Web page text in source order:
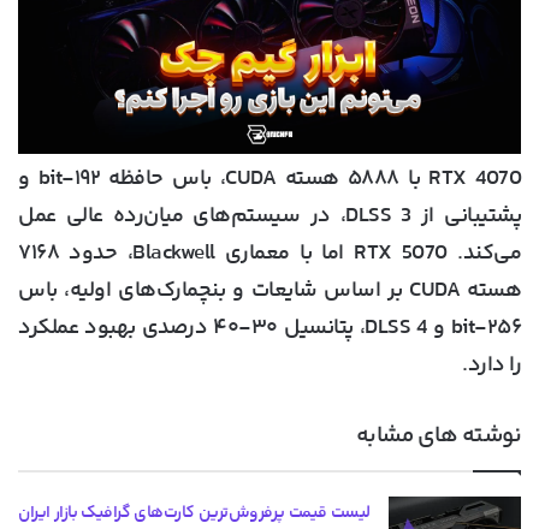
RTX 4070 با ۵۸۸۸ هسته CUDA، باس حافظه ۱۹۲-bit و
پشتیبانی از DLSS 3، در سیستم‌های میان‌رده عالی عمل
می‌کند. RTX 5070 اما با معماری Blackwell، حدود ۷۱۶۸
هسته CUDA بر اساس شایعات و بنچمارک‌های اولیه، باس
۲۵۶-bit و DLSS 4، پتانسیل ۳۰-۴۰ درصدی بهبود عملکرد
را دارد.
نوشته های مشابه
لیست قیمت پرفروش‌ترین کارت‌های گرافیک بازار ایران